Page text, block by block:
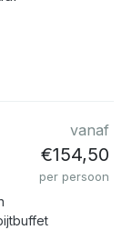
vanaf
€154,50
per persoon